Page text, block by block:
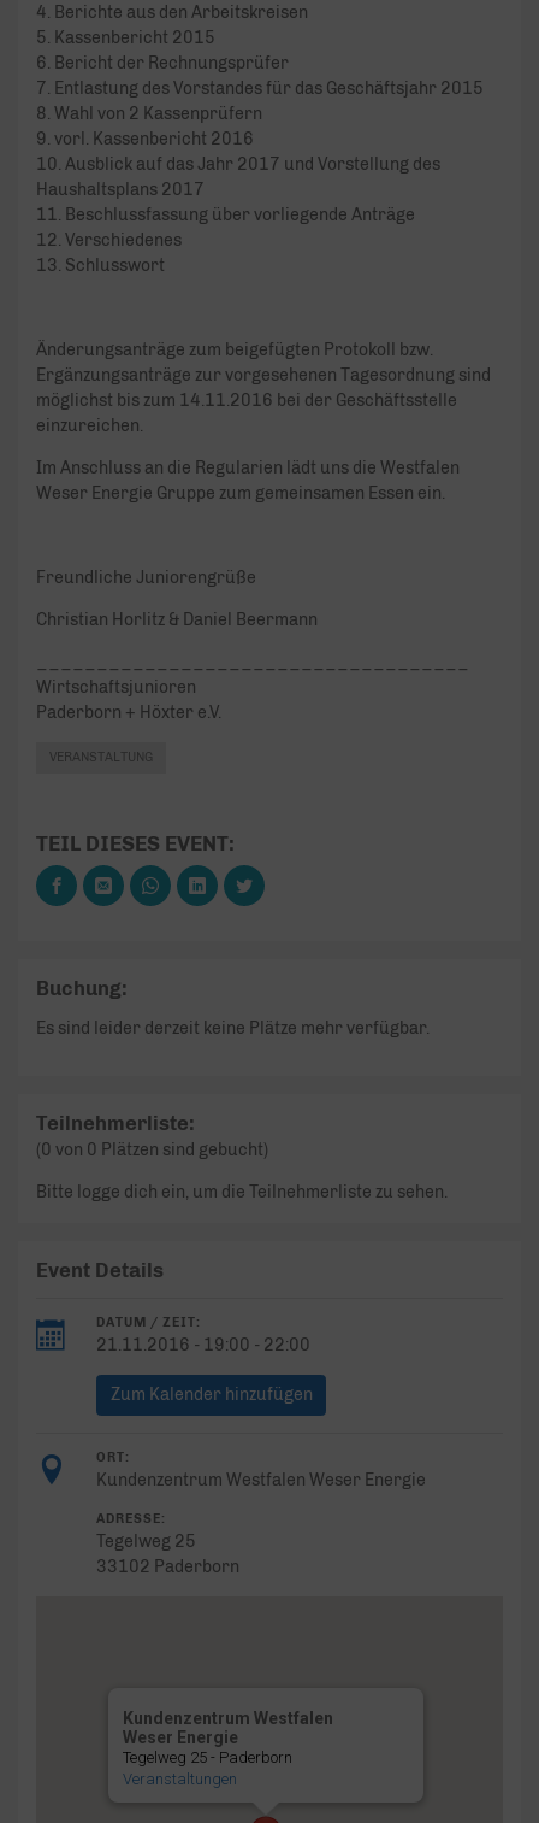
4. Berichte aus den Arbeitskreisen
5. Kassenbericht 2015
6. Bericht der Rechnungsprüfer
7. Entlastung des Vorstandes für das Geschäftsjahr 2015
8. Wahl von 2 Kassenprüfern
9. vorl. Kassenbericht 2016
10. Ausblick auf das Jahr 2017 und Vorstellung des
Haushaltsplans 2017
11. Beschlussfassung über vorliegende Anträge
12. Verschiedenes
13. Schlusswort
Änderungsanträge zum beigefügten Protokoll bzw.
Ergänzungsanträge zur vorgesehenen Tagesordnung sind
möglichst bis zum 14.11.2016 bei der Geschäftsstelle
einzureichen.
Im Anschluss an die Regularien lädt uns die Westfalen
Weser Energie Gruppe zum gemeinsamen Essen ein.
Freundliche Juniorengrüße
Christian Horlitz & Daniel Beermann
Wirtschaftsjunioren
Paderborn + Höxter e.V.
VERANSTALTUNG
TEIL DIESES EVENT:
Buchung:
Es sind leider derzeit keine Plätze mehr verfügbar.
Teilnehmerliste:
(0 von 0 Plätzen sind gebucht)
Bitte logge dich ein, um die Teilnehmerliste zu sehen.
Event Details
DATUM / ZEIT:
21.11.2016 - 19:00 - 22:00
Zum Kalender hinzufügen
ORT:
Kundenzentrum Westfalen Weser Energie
ADRESSE:
Tegelweg 25
33102 Paderborn
Kundenzentrum Westfalen
Weser Energie
Tegelweg 25 - Paderborn
Veranstaltungen